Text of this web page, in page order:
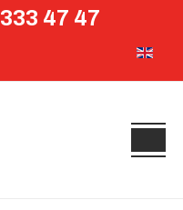
47 47